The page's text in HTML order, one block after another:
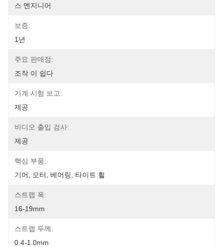
스 엔지니어
보증:
1년
주요 판매점:
조작 이 쉽다
기계 시험 보고:
제공
비디오 출입 검사:
제공
핵심 부품:
기어, 모터, 베어링, 타이트 휠
스트랩 폭:
16-19mm
스트랩 두께:
0.4-1.0mm